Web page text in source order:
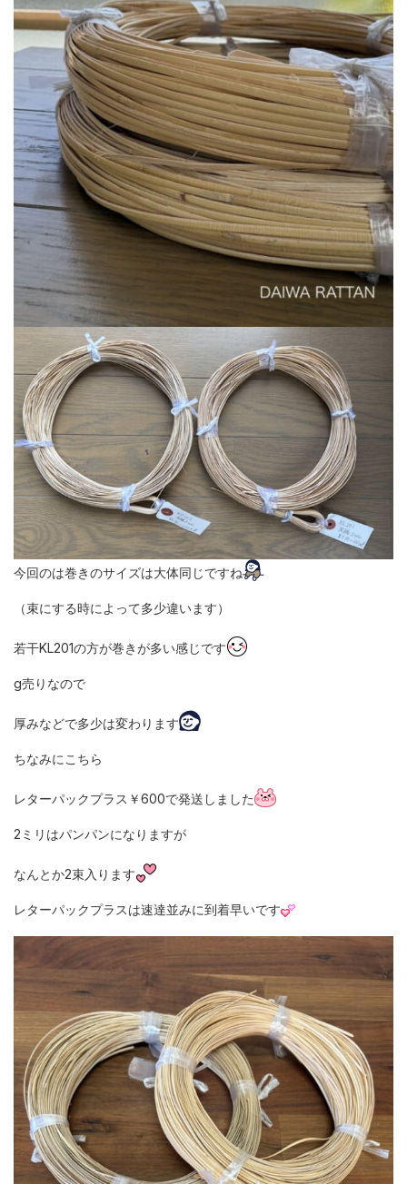
今回のは巻きのサイズは大体同じですね
（束にする時によって多少違います）
若干KL201の方が巻きが多い感じです
g売りなので
厚みなどで多少は変わります
ちなみにこちら
レターパックプラス￥600で発送しました
2ミリはパンパンになりますが
なんとか2束入ります
レターパックプラスは速達並みに到着早いです